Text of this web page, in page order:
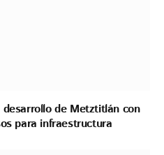
de Metztitlán con
para infraestructura